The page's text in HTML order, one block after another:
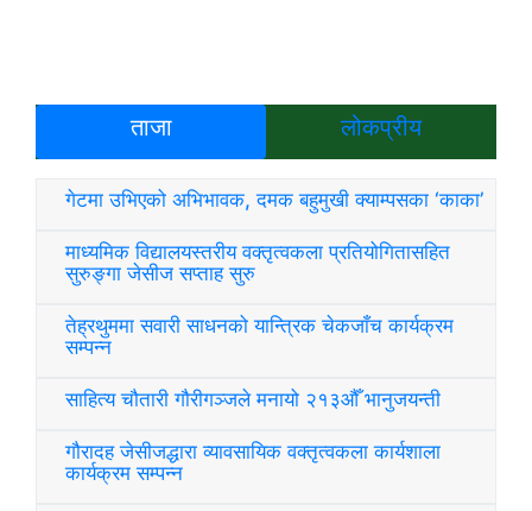
ताजा लोकप्रीय
गेटमा उभिएको अभिभावक, दमक बहुमुखी क्याम्पसका ‘काका’
माध्यमिक विद्यालयस्तरीय वक्तृत्वकला प्रतियोगितासहित
सुरुङ्गा जेसीज सप्ताह सुरु
तेह्रथुममा सवारी साधनको यान्त्रिक चेकजाँच कार्यक्रम
सम्पन्न
साहित्य चौतारी गौरीगञ्जले मनायो २१३औँ भानुजयन्ती
गौरादह जेसीजद्धारा व्यावसायिक वक्तृत्वकला कार्यशाला
कार्यक्रम सम्पन्न